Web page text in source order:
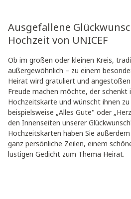
Ausgefallene
Hochzeit von UNICEF
Ob im großen oder kleinen Kreis,
außergewöhnlich – zu einem
Heirat wird gratuliert und
Freude machen möchte, der schenkt
Hochzeitskarte und wünscht ihnen
beispielsweise „Alles Gute" oder
den Innenseiten unserer
Hochzeitskarten haben Sie
ganz persönliche Zeilen, einem
lustigen Gedicht zum Thema Heirat.